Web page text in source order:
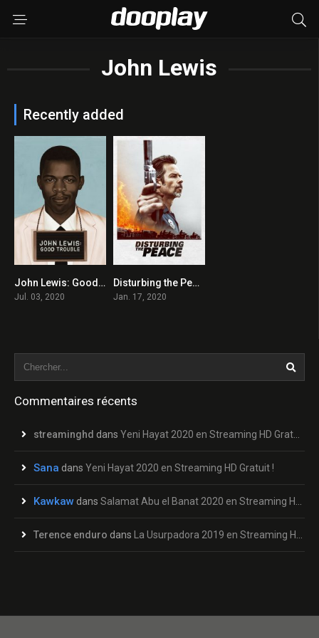
John Lewis
Recently added
0John Lewis: Good Trouble 2020 en Streaming HD Gratuit !
Jul. 03, 2020
3.1
Disturbing the Peace 2020 en Streaming HD Gratuit !
Jan. 17, 2020
Commentaires récents
streaminghd dans Yeni Hayat 2020 en Streaming HD Gratuit !
Sana dans Yeni Hayat 2020 en Streaming HD Gratuit !
Kawkaw dans Salamat Abu el Banat 2020 en Streaming HD Gratuit !
Terence enduro dans La Usurpadora 2019 en Streaming HD Gratuit !